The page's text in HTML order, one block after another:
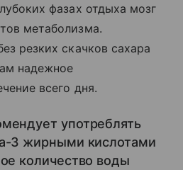
фазах отдыха мозг
метаболизма.
резких скачков сахара
надежное
всего дня.
употреблять
3 жирными кислотами
количество воды